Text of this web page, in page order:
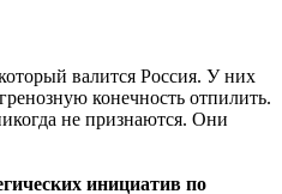
валится Россия. У них
конечность отпилить.
не признаются. Они
инициатив по